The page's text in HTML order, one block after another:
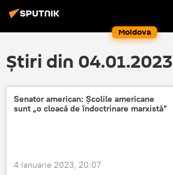
Moldova
Știri din 04.01.2023
Senator american: Școlile americane
sunt „o cloacă de îndoctrinare marxistă”
4 Ianuarie 2023, 20:07